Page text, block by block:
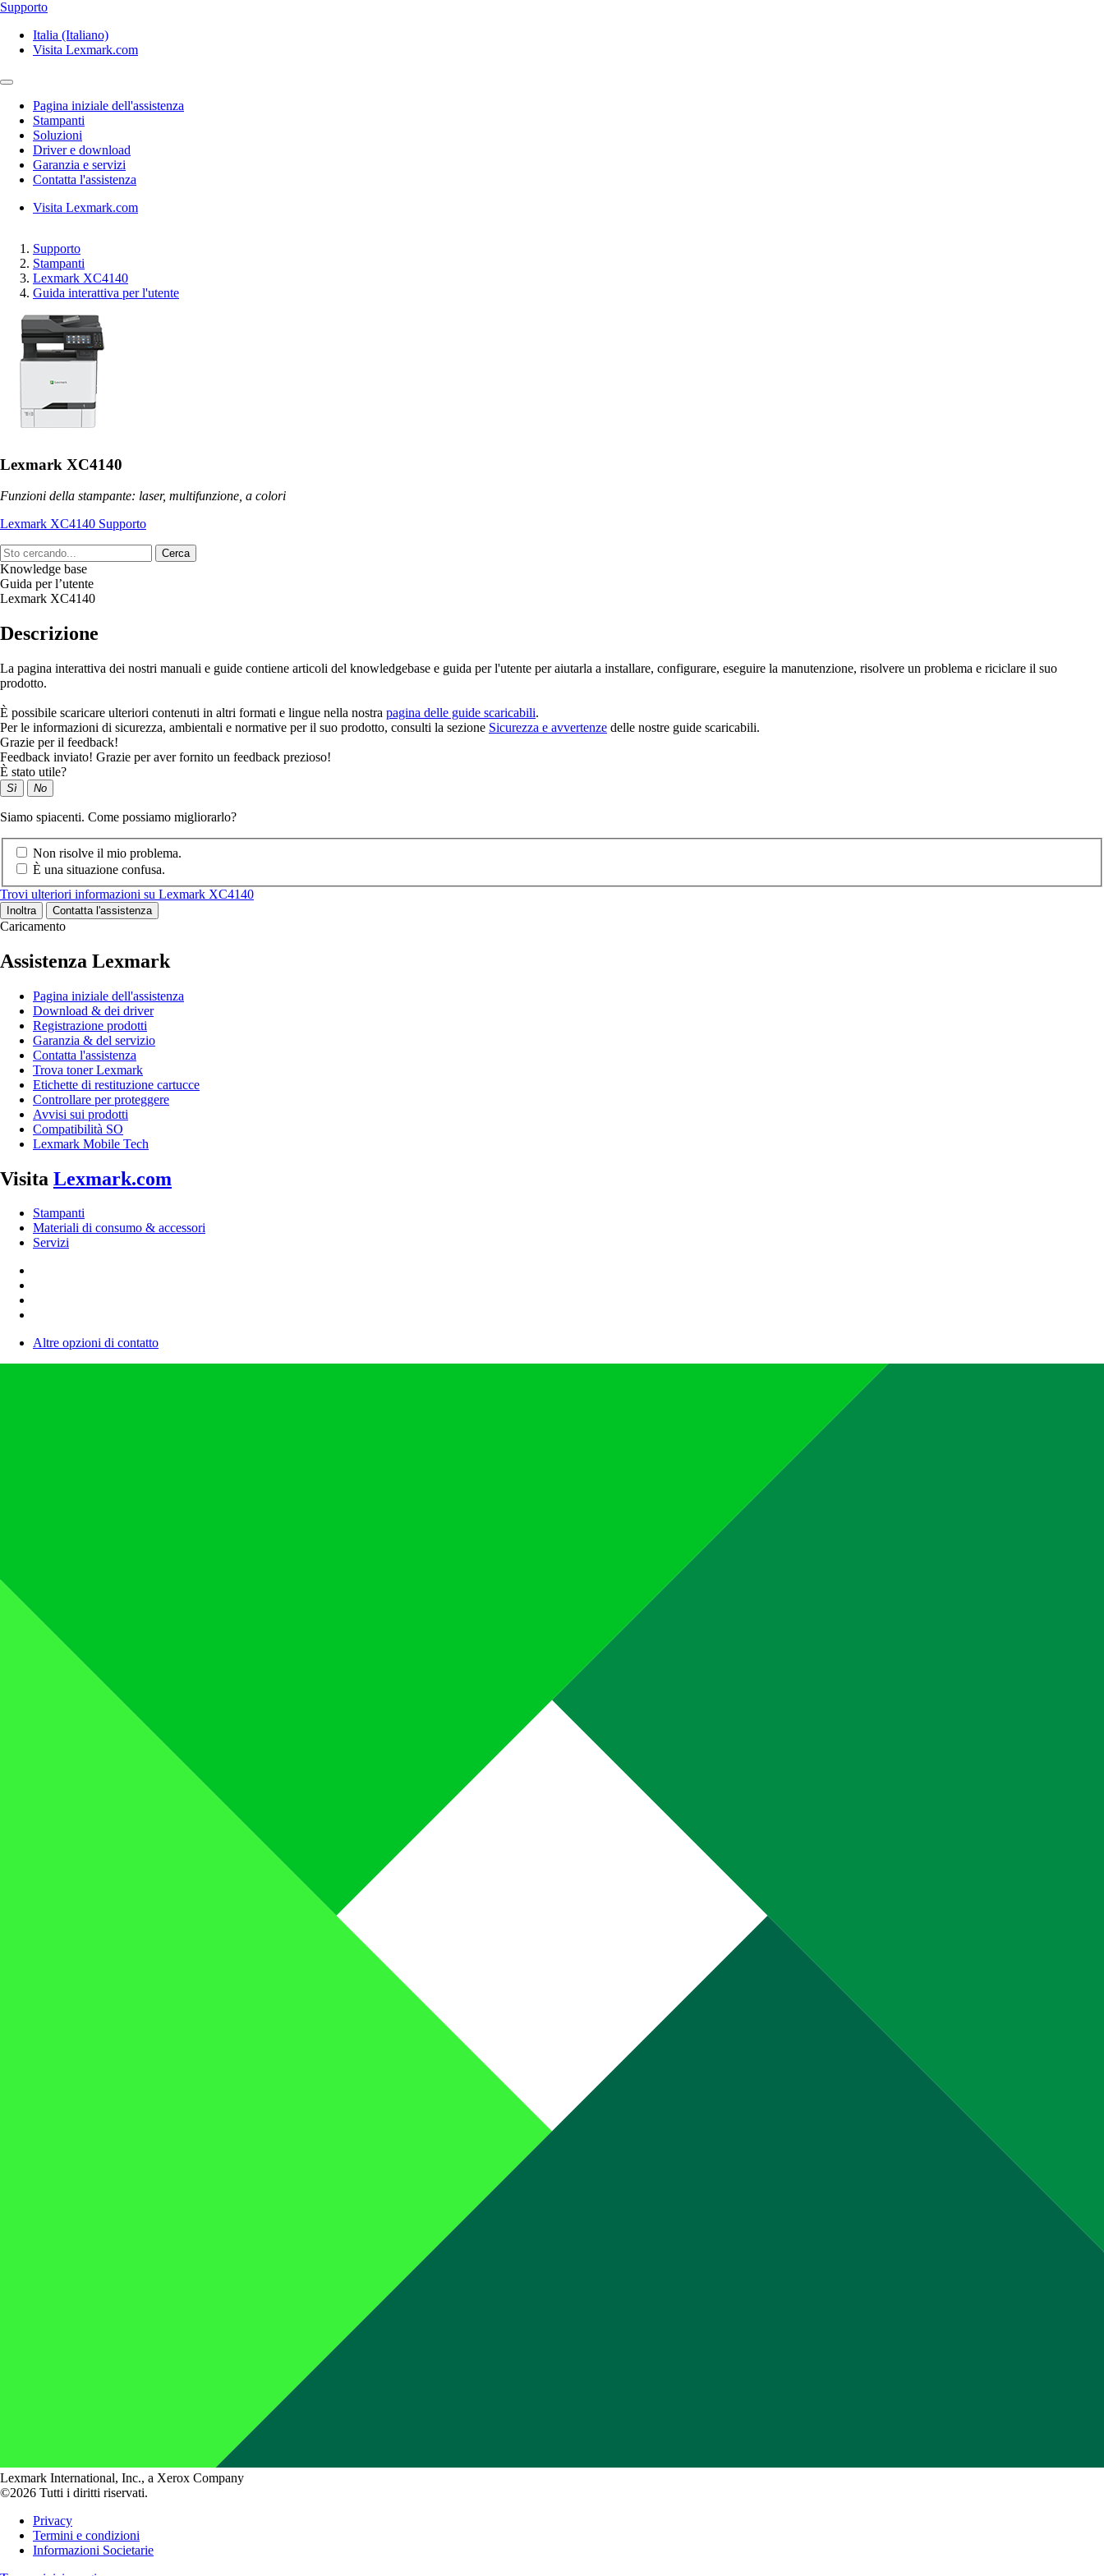
Supporto
Italia (Italiano)
Visita Lexmark.com
Pagina iniziale dell'assistenza
Stampanti
Soluzioni
Driver e download
Garanzia e servizi
Contatta l'assistenza
Visita Lexmark.com
Supporto
Stampanti
Lexmark XC4140
Guida interattiva per l'utente
Lexmark XC4140
Funzioni della stampante: laser, multifunzione, a colori
Lexmark XC4140 Supporto
Cerca
Knowledge base
Guida per l’utente
Lexmark XC4140
Descrizione
La pagina interattiva dei nostri manuali e guide contiene articoli del knowledgebase e guida per l'utente per aiutarla a installare, configurare, eseguire la manutenzione, risolvere un problema e riciclare il suo
prodotto.
È possibile scaricare ulteriori contenuti in altri formati e lingue nella nostra pagina delle guide scaricabili.
Per le informazioni di sicurezza, ambientali e normative per il suo prodotto, consulti la sezione Sicurezza e avvertenze delle nostre guide scaricabili.
Grazie per il feedback!
Feedback inviato! Grazie per aver fornito un feedback prezioso!
È stato utile?
Sì No
Siamo spiacenti. Come possiamo migliorarlo?
Non risolve il mio problema.
È una situazione confusa.
Trovi ulteriori informazioni su Lexmark XC4140
Inoltra Contatta l'assistenza
Caricamento
Assistenza Lexmark
Pagina iniziale dell'assistenza
Download & dei driver
Registrazione prodotti
Garanzia & del servizio
Contatta l'assistenza
Trova toner Lexmark
Etichette di restituzione cartucce
Controllare per proteggere
Avvisi sui prodotti
Compatibilità SO
Lexmark Mobile Tech
Visita Lexmark.com
Stampanti
Materiali di consumo & accessori
Servizi
Altre opzioni di contatto
Lexmark International, Inc., a Xerox Company
©2026 Tutti i diritti riservati.
Privacy
Termini e condizioni
Informazioni Societarie